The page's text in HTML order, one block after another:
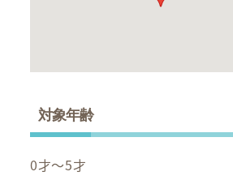
対象年齢
0才～5才